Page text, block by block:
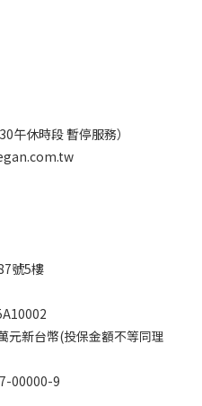
午休時段 暫停服務）
號5樓
元新台幣(投保金額不等同理
00000-9